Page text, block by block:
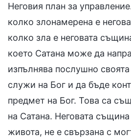
Неговия план за
колко злонамерена е
колко зла е неговата
което Сатана може да
изпълнява послушно
служи на Бог и да бъде
предмет на Бог. Това са
на Сатана. Неговата
живота, не е свързана с